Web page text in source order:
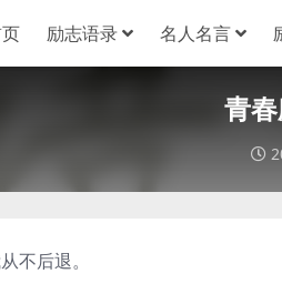
励志语录 名人名言
青
不后退。